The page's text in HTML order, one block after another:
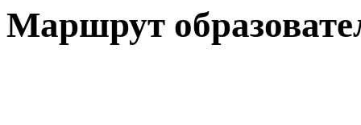
Маршрут